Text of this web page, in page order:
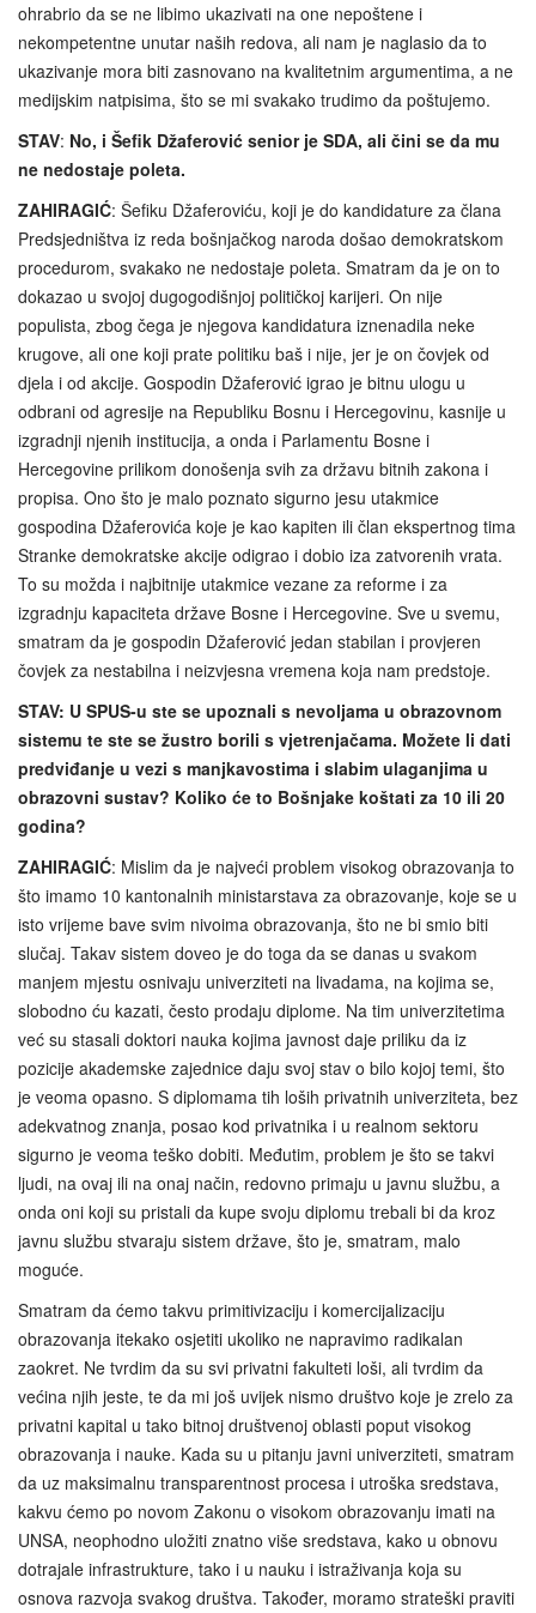
ohrabrio da se ne libimo ukazivati na one nepoštene i
nekompetentne unutar naših redova, ali nam je naglasio da to
ukazivanje mora biti zasnovano na kvalitetnim argumentima, a ne
medijskim natpisima, što se mi svakako trudimo da poštujemo.
STAV: No, i Šefik Džaferović senior je SDA, ali čini se da mu
ne nedostaje poleta.
ZAHIRAGIĆ: Šefiku Džaferoviću, koji je do kandidature za člana
Predsjedništva iz reda bošnjačkog naroda došao demokratskom
procedurom, svakako ne nedostaje poleta. Smatram da je on to
dokazao u svojoj dugogodišnjoj političkoj karijeri. On nije
populista, zbog čega je njegova kandidatura iznenadila neke
krugove, ali one koji prate politiku baš i nije, jer je on čovjek od
djela i od akcije. Gospodin Džaferović igrao je bitnu ulogu u
odbrani od agresije na Republiku Bosnu i Hercegovinu, kasnije u
izgradnji njenih institucija, a onda i Parlamentu Bosne i
Hercegovine prilikom donošenja svih za državu bitnih zakona i
propisa. Ono što je malo poznato sigurno jesu utakmice
gospodina Džaferovića koje je kao kapiten ili član ekspertnog tima
Stranke demokratske akcije odigrao i dobio iza zatvorenih vrata.
To su možda i najbitnije utakmice vezane za reforme i za
izgradnju kapaciteta države Bosne i Hercegovine. Sve u svemu,
smatram da je gospodin Džaferović jedan stabilan i provjeren
čovjek za nestabilna i neizvjesna vremena koja nam predstoje.
STAV: U SPUS-u ste se upoznali s nevoljama u obrazovnom
sistemu te ste se žustro borili s vjetrenjačama. Možete li dati
predviđanje u vezi s manjkavostima i slabim ulaganjima u
obrazovni sustav? Koliko će to Bošnjake koštati za 10 ili 20
godina?
ZAHIRAGIĆ: Mislim da je najveći problem visokog obrazovanja to
što imamo 10 kantonalnih ministarstava za obrazovanje, koje se u
isto vrijeme bave svim nivoima obrazovanja, što ne bi smio biti
slučaj. Takav sistem doveo je do toga da se danas u svakom
manjem mjestu osnivaju univerziteti na livadama, na kojima se,
slobodno ću kazati, često prodaju diplome. Na tim univerzitetima
već su stasali doktori nauka kojima javnost daje priliku da iz
pozicije akademske zajednice daju svoj stav o bilo kojoj temi, što
je veoma opasno. S diplomama tih loših privatnih univerziteta, bez
adekvatnog znanja, posao kod privatnika i u realnom sektoru
sigurno je veoma teško dobiti. Međutim, problem je što se takvi
ljudi, na ovaj ili na onaj način, redovno primaju u javnu službu, a
onda oni koji su pristali da kupe svoju diplomu trebali bi da kroz
javnu službu stvaraju sistem države, što je, smatram, malo
moguće.
Smatram da ćemo takvu primitivizaciju i komercijalizaciju
obrazovanja itekako osjetiti ukoliko ne napravimo radikalan
zaokret. Ne tvrdim da su svi privatni fakulteti loši, ali tvrdim da
većina njih jeste, te da mi još uvijek nismo društvo koje je zrelo za
privatni kapital u tako bitnoj društvenoj oblasti poput visokog
obrazovanja i nauke. Kada su u pitanju javni univerziteti, smatram
da uz maksimalnu transparentnost procesa i utroška sredstava,
kakvu ćemo po novom Zakonu o visokom obrazovanju imati na
UNSA, neophodno uložiti znatno više sredstava, kako u obnovu
dotrajale infrastrukture, tako i u nauku i istraživanja koja su
osnova razvoja svakog društva. Također, moramo strateški praviti